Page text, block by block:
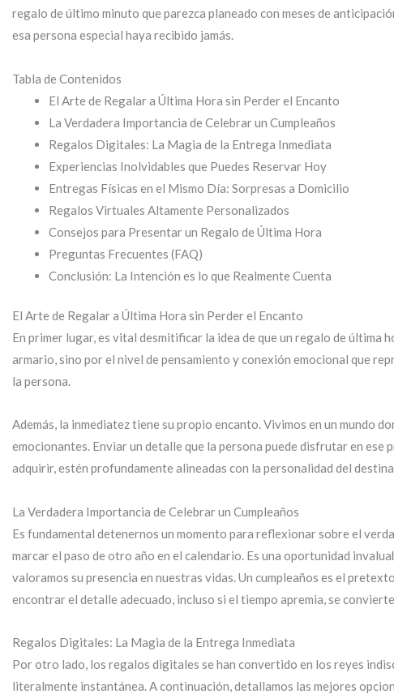
regalo de último minuto que parezca planeado con meses de
esa persona especial haya recibido jamás.
Tabla de Contenidos
El Arte de Regalar a Última Hora sin Perder el Encanto
La Verdadera Importancia de Celebrar un Cumpleaños
Regalos Digitales: La Magia de la Entrega Inmediata
Experiencias Inolvidables que Puedes Reservar Hoy
Entregas Físicas en el Mismo Día: Sorpresas a Domicilio
Regalos Virtuales Altamente Personalizados
Consejos para Presentar un Regalo de Última Hora
Preguntas Frecuentes (FAQ)
Conclusión: La Intención es lo que Realmente Cuenta
El Arte de Regalar a Última Hora sin Perder el Encanto
En primer lugar, es vital desmitificar la idea de que un regalo de última
armario, sino por el nivel de pensamiento y conexión emocional que
la persona.
Además, la inmediatez tiene su propio encanto. Vivimos en un mundo
emocionantes. Enviar un detalle que la persona puede disfrutar en
adquirir, estén profundamente alineadas con la personalidad del
La Verdadera Importancia de Celebrar un Cumpleaños
Es fundamental detenernos un momento para reflexionar sobre el
marcar el paso de otro año en el calendario. Es una oportunidad
valoramos su presencia en nuestras vidas. Un cumpleaños es el
encontrar el detalle adecuado, incluso si el tiempo apremia, se
Regalos Digitales: La Magia de la Entrega Inmediata
Por otro lado, los regalos digitales se han convertido en los reyes
literalmente instantánea. A continuación, detallamos las mejores